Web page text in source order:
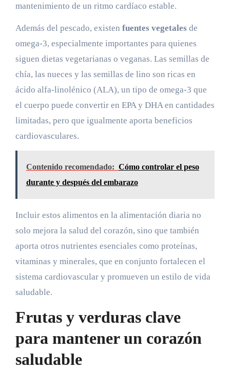
mantenimiento de un ritmo cardíaco estable.
Además del pescado, existen fuentes vegetales de
omega-3, especialmente importantes para quienes
siguen dietas vegetarianas o veganas. Las semillas de
chía, las nueces y las semillas de lino son ricas en
ácido alfa-linolénico (ALA), un tipo de omega-3 que
el cuerpo puede convertir en EPA y DHA en cantidades
limitadas, pero que igualmente aporta beneficios
cardiovasculares.
Contenido recomendado: Cómo controlar el peso
durante y después del embarazo
Incluir estos alimentos en la alimentación diaria no
solo mejora la salud del corazón, sino que también
aporta otros nutrientes esenciales como proteínas,
vitaminas y minerales, que en conjunto fortalecen el
sistema cardiovascular y promueven un estilo de vida
saludable.
Frutas y verduras clave
para mantener un corazón
saludable